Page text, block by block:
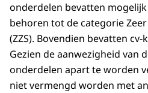
onderdelen bevatten
behoren tot de categorie
(ZZS). Bovendien bevatten
Gezien de aanwezigheid van
onderdelen apart te worden
niet vermengd worden met